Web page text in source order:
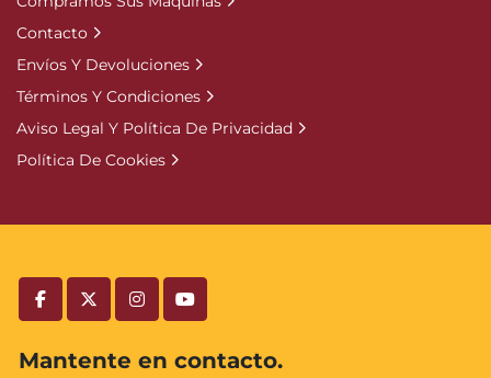
facebooktwitterinstagramyoutube
Mantente en contacto.
Contacto
Envíos Y Devoluciones
Términos Y Condiciones
Aviso Legal Y Política De Privacidad
Política De Cookies